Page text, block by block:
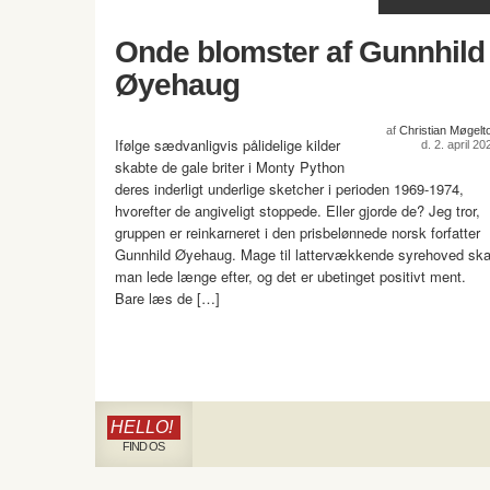
Onde blomster af Gunnhild
Øyehaug
af Christian
d. 2. april
Ifølge sædvanligvis pålidelige kilder
skabte de gale briter i Monty Python
deres inderligt underlige sketcher i perioden 1969-1974,
hvorefter de angiveligt stoppede. Eller gjorde de? Jeg tror,
gruppen er reinkarneret i den prisbelønnede norsk forfatter
Gunnhild Øyehaug. Mage til lattervækkende syrehoved
man lede længe efter, og det er ubetinget positivt ment.
Bare læs de […]
HELLO!
FIND OS